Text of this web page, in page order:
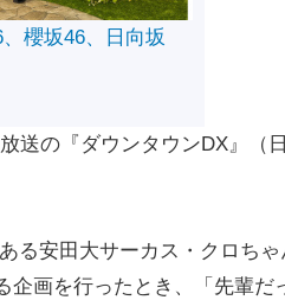
櫻坂46、日向坂
送の『ダウンタウンDX』（
る安田大サーカス・クロち
企画を行ったとき、「先輩